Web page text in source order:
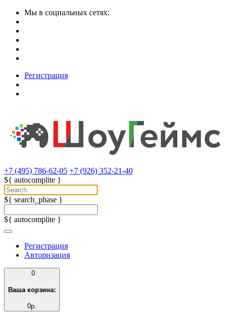
Мы в социальных сетях:
Регистрация
+7 (495) 786-62-05 +7 (926) 352-21-40
${ autocomplite }
${ search_phase }
${ autocomplite }
Регистрация
Авторизация
0
Ваша корзина:
0р.